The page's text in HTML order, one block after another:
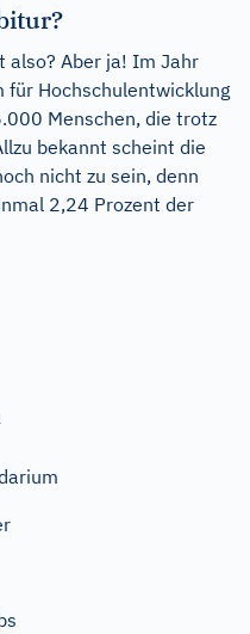
also? Aber ja! Im Jahr
für Hochschulentwicklung
Menschen, die trotz
bekannt scheint die
nicht zu sein, denn
2,24 Prozent der